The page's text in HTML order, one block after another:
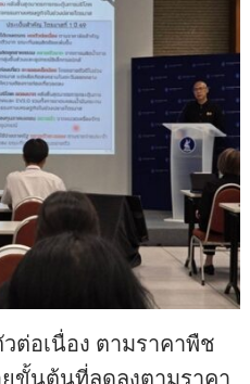
ต่อเนื่อง ตามราคาพืช